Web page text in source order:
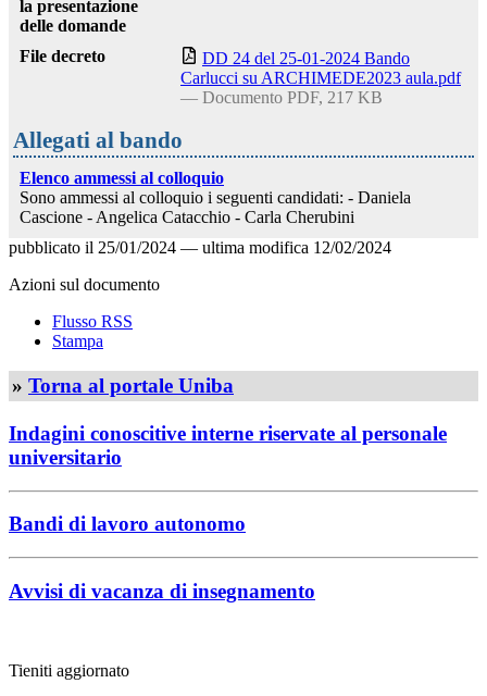
la presentazione
delle domande
File decreto
DD 24 del 25-01-2024 Bando
Carlucci su ARCHIMEDE2023 aula.pdf
— Documento PDF, 217 KB
Allegati al bando
Elenco ammessi al colloquio
Sono ammessi al colloquio i seguenti candidati: - Daniela
Cascione - Angelica Catacchio - Carla Cherubini
pubblicato il 25/01/2024 — ultima modifica 12/02/2024
Azioni sul documento
Flusso RSS
Stampa
» Torna al portale Uniba
Indagini conoscitive interne riservate al personale
universitario
Bandi di lavoro autonomo
Avvisi di vacanza di insegnamento
Tieniti aggiornato